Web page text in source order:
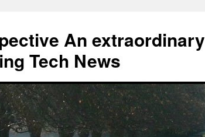
An extraordinary
Tech News